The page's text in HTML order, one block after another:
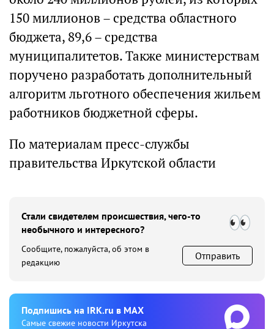
150 миллионов – средства областного
бюджета, 89,6 – средства
муниципалитетов. Также министерствам
поручено разработать дополнительный
алгоритм льготного обеспечения жильем
работников бюджетной сферы.
По материалам пресс-службы
правительства Иркутской области
Стали свидетелем происшествия, чего-то
необычного и интересного?
Сообщите, пожалуйста, об этом в
редакцию
Отправить
Подпишиcь на IRK.ru в MAX
Cамые свежие новости Иркутска